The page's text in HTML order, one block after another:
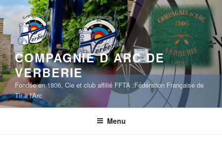
Aller
au
contenu
principal
COMPAGNIE D ARC DE
VERBERIE
Fondée en 1806, Cie et club affilié FFTA :Fédération Française de
Tir à l'Arc
Menu